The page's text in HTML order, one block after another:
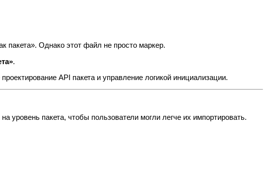
пакета». Однако этот файл не просто маркер.
.
API пакета и управление логикой инициализации.
уровень пакета, чтобы пользователи могли легче их импортировать.